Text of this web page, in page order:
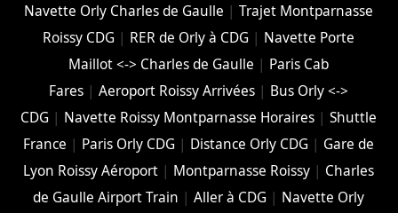
Navette Orly Charles de Gaulle |Trajet Montparnasse
Roissy CDG | RER de Orly à CDG | Navette Porte
Maillot <-> Charles de Gaulle | Paris Cab
Fares |Aeroport Roissy Arrivées | Bus Orly <->
CDG | Navette Roissy Montparnasse Horaires |Shuttle
France | Paris Orly CDG | Distance Orly CDG | Gare de
Lyon Roissy Aéroport | Montparnasse Roissy | Charles
de Gaulle Airport Train |Aller à CDG | Navette Orly